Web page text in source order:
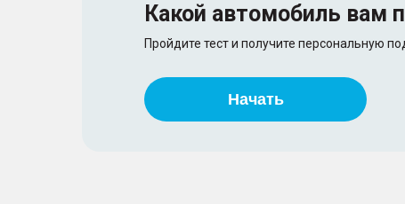
Какой автомобиль вам
Пройдите тест и получите персональную
Начать